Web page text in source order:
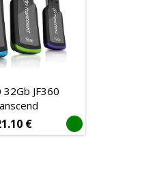
32Gb JF360
€